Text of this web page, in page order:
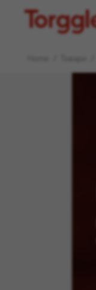
Torggler